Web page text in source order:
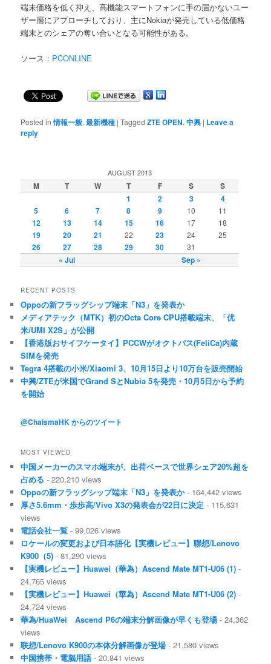
端末価格を低く抑え、高機能スマートフォンに手の届かないユー
ザー層にアプローチしており、主にNokiaが発売している低価格
端末とのシェアの奪い合いとなる可能性がある。
ソース： PCONLINE
Posted in 情報一般,最新機種 |Tagged ZTE OPEN,中興 | Leave a
reply
AUGUST 2013
M T W T F S S
« Jul Sep »
1 2 3
4
5
6 7 8 9 10 11
12 13 14 15 16 17 18
19 20 21 22 23 24 25
26 27 28 29 30 31
RECENT POSTS
Oppoの新フラッグシップ端末「N3」を発表か
メディアテック（MTK）初のOcta Core CPU搭載端末、「优
米/UMI X2S」が公開
【香港版おサイフケータイ】PCCWがオクトパス(FeliCa)内蔵
SIMを発売
Tegra 4搭載の小米/Xiaomi 3、10月15日より10万台を販売開始
中興/ZTEが米国でGrand SとNubia 5を発売・10月5日から予約
を開始
@ChaismaHK からのツイート
MOST VIEWED
中国メーカーのスマホ端末が、出荷ベースで世界シェア20%超を
占める - 220,210 views
Oppoの新フラッグシップ端末「N3」を発表か- 164,442 views
厚さ5.6mm・歩歩高/Vivo X3の発表会が22日に決定 - 115,631
views
電話会社一覧 - 99,026 views
ロケールの変更および日本語化【実機レビュー】聯想/Lenovo
K900（5) - 81,290 views
【実機レビュー】Huawei（華為）Ascend Mate MT1-U06 (1) -
24,765 views
【実機レビュー】Huawei（華為）Ascend Mate MT1-U06 (2) -
24,724 views
華為/HuaWei Ascend P6の端末分解画像が早くも登場- 24,362
views
联想/Lenovo K900の本体分解画像が登場- 21,580 views
中国携帯・電脳用語- 20,841 views